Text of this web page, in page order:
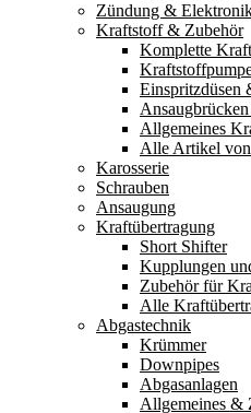
Zündung &
Kraftstoff & Zubehör
Komplette
Einspritzdüsen
Allgemeines
Alle Artikel
Karosserie
Schrauben
Ansaugung
Kraftübertragung
Short Shifter
Kupplungen
Zubehör für
Alle
Abgastechnik
Krümmer
Downpipes
Abgasanlagen
Allgemeines &